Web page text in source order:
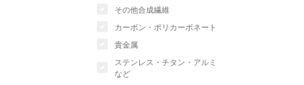
その他合成繊維
カーボン・ポリカーボネート
貴金属
ステンレス・チタン・アルミ
など